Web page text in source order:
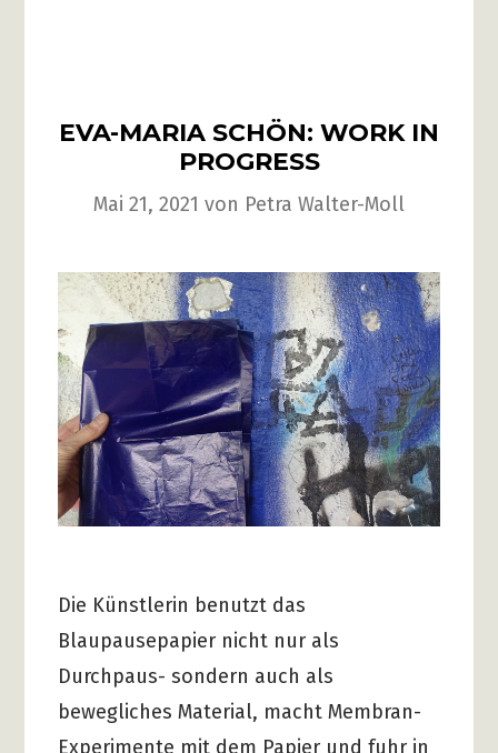
EVA-MARIA SCHÖN: WORK IN
PROGRESS
Mai 21, 2021 von Petra Walter-Moll
Die Künstlerin benutzt das
Blaupausepapier nicht nur als
Durchpaus- sondern auch als
bewegliches Material, macht Membran-
Experimente mit dem Papier und fuhr in